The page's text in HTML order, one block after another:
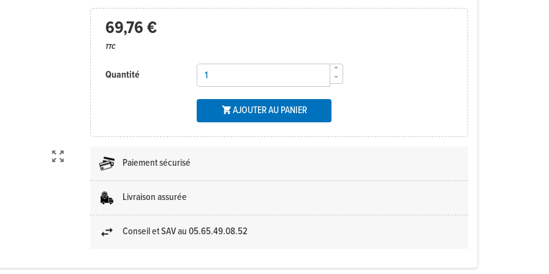

69,76 €
TTC
Quantité
AJOUTER AU PANIER
Paiement sécurisé
Livraison assurée
Conseil et SAV au 05.65.49.08.52